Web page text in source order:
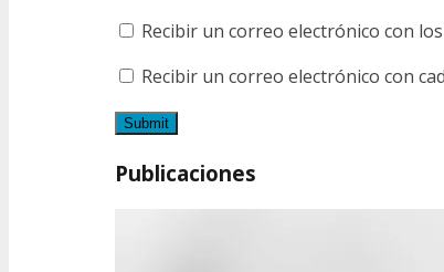
Recibir un correo electrónico con
Recibir un correo electrónico con
Publicaciones